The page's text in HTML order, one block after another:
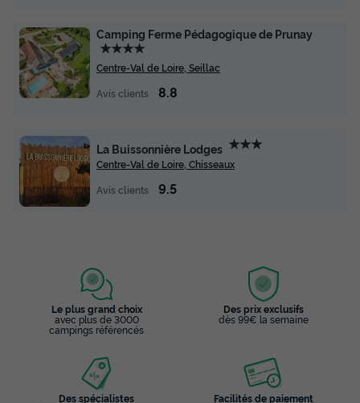
Camping Ferme Pédagogique de Prunay
★★★★
Centre-Val de Loire, Seillac
Avis clients
8.8
La Buissonnière Lodges ★★★
Centre-Val de Loire, Chisseaux
Avis clients
9.5
Le plus grand choix
avec plus de 3000
campings référencés
Des prix exclusifs
dès 99€ la semaine
Des spécialistes Facilités de paiement